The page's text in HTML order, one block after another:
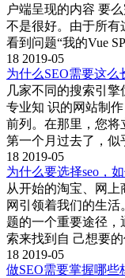
户端呈现的内容 要
不是很好。由于所有
看到问题“我的Vue
18 2019-05
为什么SEO需要这么
几家不同的搜索引
专业知 识的网站制
前列。在那里，您将
第一个月过去了，似
18 2019-05
为什么要选择seo，
从开始的淘宝、网上
网引领着我们的生
题的一个重要途径，
索来找到自 己想要
18 2019-05
做SEO需要掌握哪些